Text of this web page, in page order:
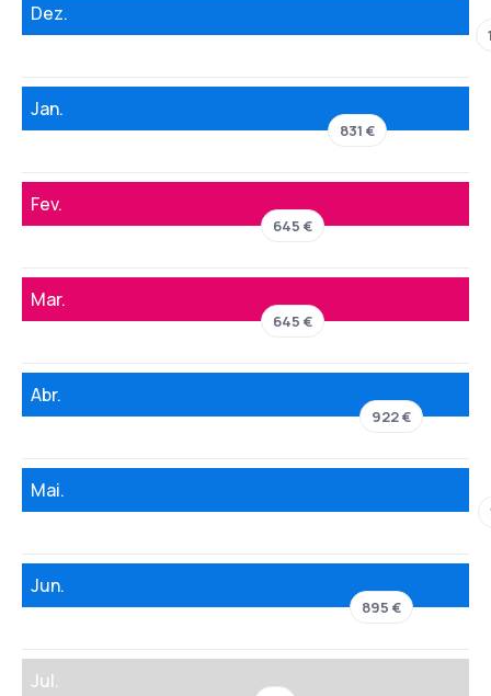
Dez.
Jan.
831 €
Fev.
645 €
Mar.
645 €
Abr.
922 €
Mai.
Jun.
895 €
Jul.